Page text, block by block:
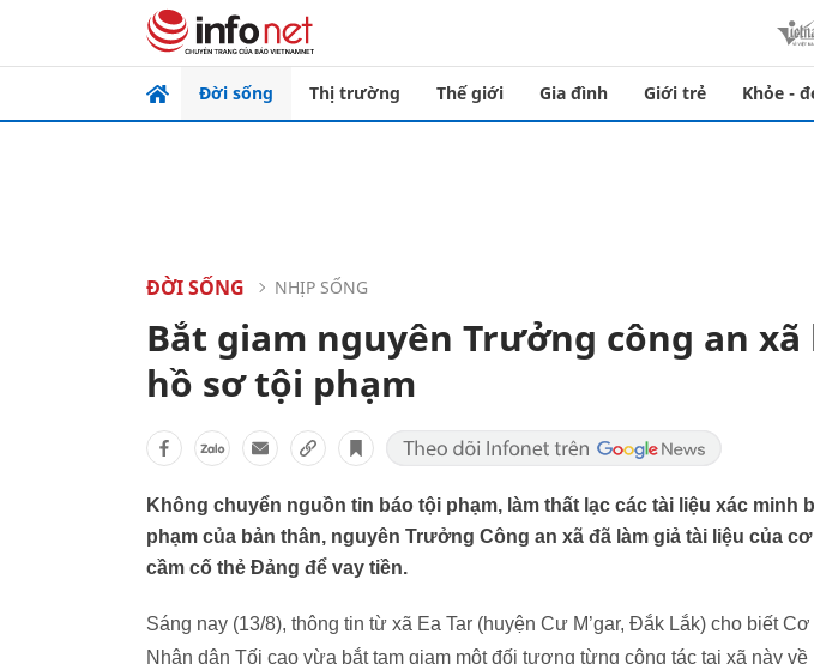
Đời sống Thị trường Thế giới Gia đình Giới trẻ Khỏe -
ĐỜI SỐNG NHỊP SỐNG
Bắt giam nguyên Trưởng công an
hồ sơ tội phạm
Không chuyển nguồn tin báo tội phạm, làm thất lạc các tài liệu xác minh
phạm của bản thân, nguyên Trưởng Công an xã đã làm giả tài liệu của
cầm cố thẻ Đảng để vay tiền.
Sáng nay (13/8), thông tin từ xã Ea Tar (huyện Cư M’gar, Đắk Lắk) cho biết
Nhân dân Tối cao vừa bắt tạm giam một đối tượng từng công tác tại xã này về